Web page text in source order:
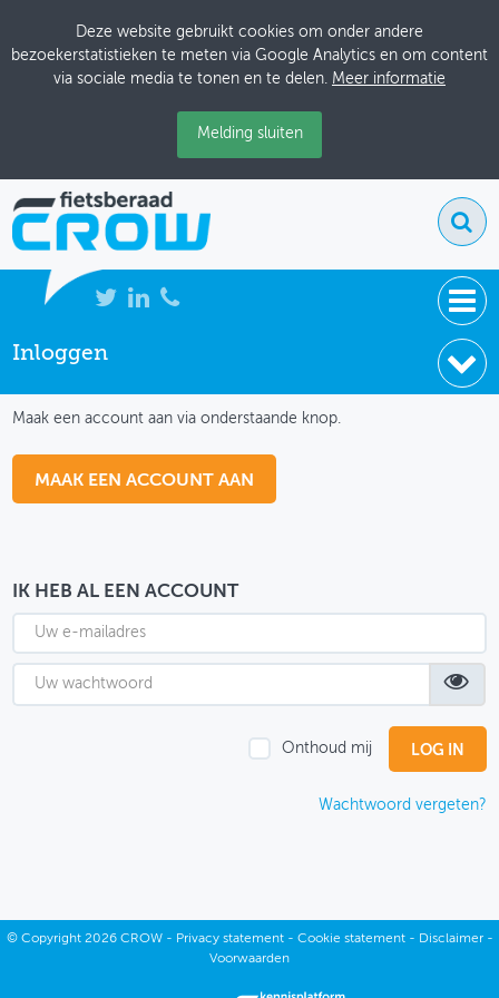
Deze website gebruikt cookies om onder andere
bezoekerstatistieken te meten via Google Analytics en om content
via sociale media te tonen en te delen. Meer informatie
Melding sluiten
NIEUWS
THEMASITES
MIJN PROFIEL
GEBRUIKER
Inloggen
Maak een account aan via onderstaande knop.
MAAK EEN ACCOUNT AAN
IK HEB AL EEN ACCOUNT
Onthoud mij
Wachtwoord vergeten?
© Copyright2026 CROW - Privacy statement- Cookie statement- Disclaimer-
Voorwaarden